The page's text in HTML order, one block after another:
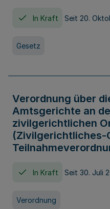
In Kraft Seit 20.
Gesetz
Verordnung über
Amtsgerichte an
zivilgerichtlichen
(Zivilgerichtliches-
In Kraft Seit 30. Juli
Verordnung